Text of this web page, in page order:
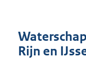
Rijn en